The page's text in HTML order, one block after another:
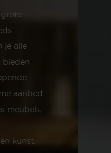
Wil je graag
Onze ontwerpers
dringen je onze
luisteren goed
ideeën. Alleen een
woning of een
villa of een klein